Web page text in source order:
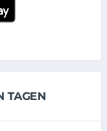
TAGEN